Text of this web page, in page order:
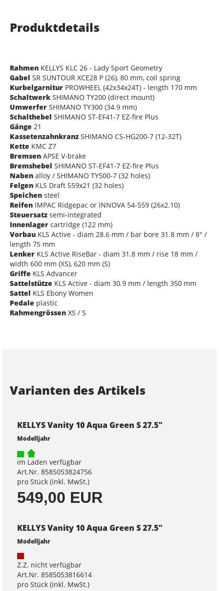
Produktdetails
Rahmen KELLYS KLC 26 - Lady Sport Geometry
Gabel SR SUNTOUR XCE28 P (26), 80 mm, coil spring
Kurbelgarnitur PROWHEEL (42x34x24T) - length 170 mm
Schaltwerk SHIMANO TY200 (direct mount)
Umwerfer SHIMANO TY300 (34.9 mm)
Schalthebel SHIMANO ST-EF41-7 EZ-fire Plus
Gänge 21
Kassetenzahnkranz SHIMANO CS-HG200-7 (12-32T)
Kette KMC Z7
Bremsen APSE V-brake
Bremshebel SHIMANO ST-EF41-7 EZ-fire Plus
Naben alloy / SHIMANO TY500-7 (32 holes)
Felgen KLS Draft 559x21 (32 holes)
Speichen steel
Reifen IMPAC Ridgepac or INNOVA 54-559 (26x2.10)
Steuersatz semi-integrated
Innenlager cartridge (122 mm)
Vorbau KLS Active - diam 28.6 mm / bar bore 31.8 mm / 8° /
length 75 mm
Lenker KLS Active RiseBar - diam 31.8 mm / rise 18 mm /
width 600 mm (XS), 620 mm (S)
Griffe KLS Advancer
Sattelstütze KLS Active - diam 30.9 mm / length 350 mm
Sattel KLS Ebony Women
Pedale plastic
Rahmengrössen XS / S
Varianten des Artikels
KELLYS Vanity 10 Aqua Green S 27.5"
Modelljahr
im Laden verfügbar
Art.Nr. 8585053824756
pro Stück (inkl. MwSt.)
549,00 EUR
KELLYS Vanity 10 Aqua Green S 27.5"
Modelljahr
Z.Z. nicht verfügbar
Art.Nr. 8585053816614
pro Stück (inkl. MwSt.)